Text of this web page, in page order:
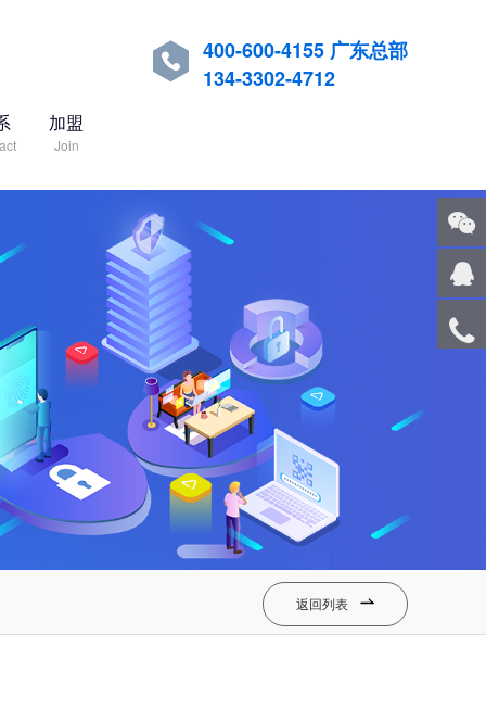

400-600-4155 广东总部
134-3302-4712
加盟
Join
返回列表 
关注
微信
客服